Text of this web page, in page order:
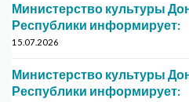
Министерство культуры
Республики информирует:
15.07.2026
Министерство культуры
Республики информирует: